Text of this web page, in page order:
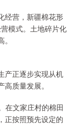
经营，新疆棉花形
模式。土地碎片化
产正逐步实现从机
质量发展。
在文家庄村的棉田
正按照预先设定的